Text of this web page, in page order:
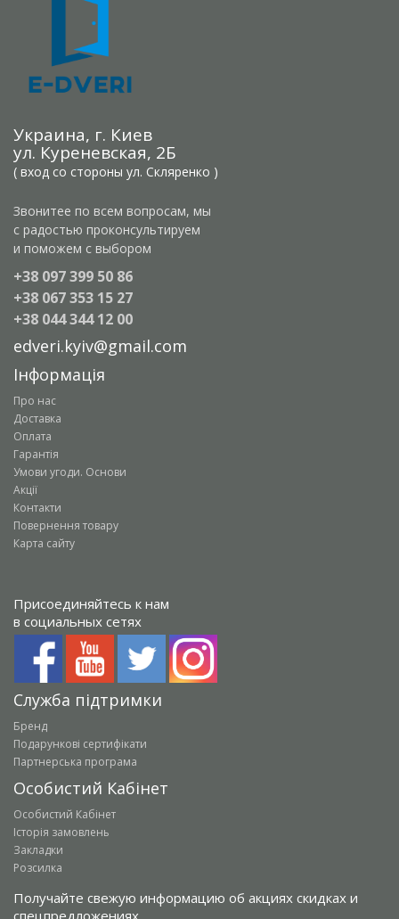
Украина, г. Киев
ул. Куреневская, 2Б
( вход со стороны ул. Скляренко )
Звонитее по всем вопросам, мы
с радостью проконсультируем
и поможем с выбором
+38 097 399 50 86
+38 067 353 15 27
+38 044 344 12 00
edveri.kyiv@gmail.com
Інформація
Про нас
Доставка
Оплата
Гарантія
Умови угоди. Основи
Акції
Контакти
Повернення товару
Карта сайту
Присоединяйтесь к нам
в социальных сетях
Служба підтримки
Бренд
Подарункові сертифікати
Партнерська програма
Особистий Кабінет
Особистий Кабінет
Історія замовлень
Закладки
Розсилка
Получайте свежую информацию об акциях скидках и
спецпредложениях